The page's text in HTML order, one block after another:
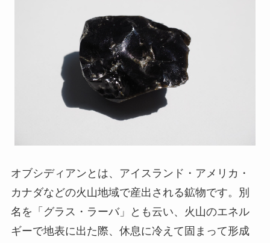
オブシディアンとは、アイスランド・アメリカ・
カナダなどの火山地域で産出される鉱物です。別
名を「グラス・ラーバ」とも云い、火山のエネル
ギーで地表に出た際、休息に冷えて固まって形成